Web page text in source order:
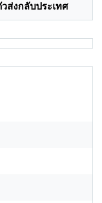
ส่งกลับประเทศ